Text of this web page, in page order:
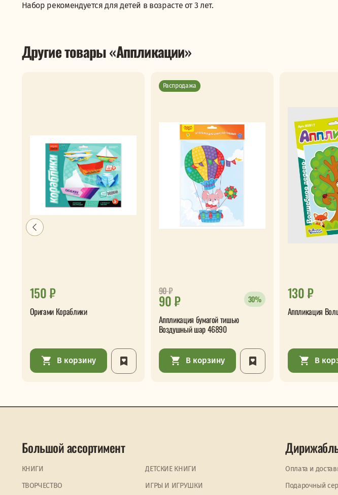
Набор рекомендуется для детей в возрасте от 3 лет.
Другие товары «Аппликации»
150 ₽
Оригами Кораблики
В корзину
Распродажа
90 ₽
90₽
30%
Аппликация бумагой тишью
Воздушный шар 46890
В корзину
130 ₽
Аппликация
В
Большой ассортимент
КНИГИ
ДЕТСКИЕ КНИГИ
ТВОРЧЕСТВО
ИГРЫ И ИГРУШКИ
Оплата и
Подарочный